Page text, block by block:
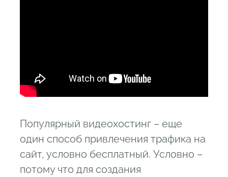
Популярный видеохостинг – еще
один способ привлечения трафика на
сайт, условно бесплатный. Условно –
потому что для создания